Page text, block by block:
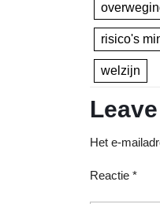
risico's
welzijn
Het e-
Reactie *